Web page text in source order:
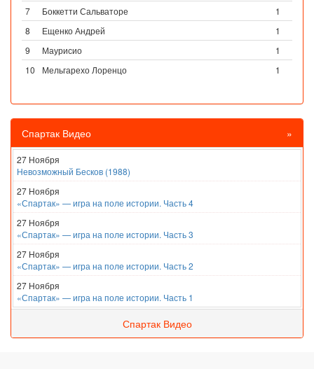
7
Боккетти Сальваторе
1
8
Ещенко Андрей
1
9
Маурисио
1
10
Мельгарехо Лоренцо 1
Спартак Видео »
27 Ноября
Невозможный Бесков (1988)
27 Ноября
«Спартак» — игра на поле истории. Часть 4
27 Ноября
«Спартак» — игра на поле истории. Часть 3
27 Ноября
«Спартак» — игра на поле истории. Часть 2
27 Ноября
«Спартак» — игра на поле истории. Часть 1
Спартак Видео